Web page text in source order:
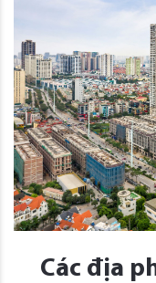
Các địa